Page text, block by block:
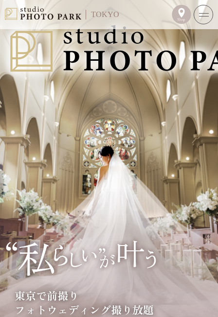
TOKYO
東京で前撮り
フォトウェディング撮り放題